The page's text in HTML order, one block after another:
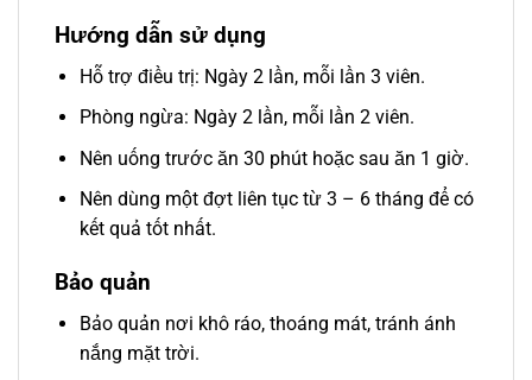
Hướng dẫn sử dụng
Hỗ trợ điều trị: Ngày 2 lần, mỗi lần 3 viên.
Phòng ngừa: Ngày 2 lần, mỗi lần 2 viên.
Nên uống trước ăn 30 phút hoặc sau ăn 1 giờ.
Nên dùng một đợt liên tục từ 3 – 6 tháng để có
kết quả tốt nhất.
Bảo quản
Bảo quản nơi khô ráo, thoáng mát, tránh ánh
nắng mặt trời.